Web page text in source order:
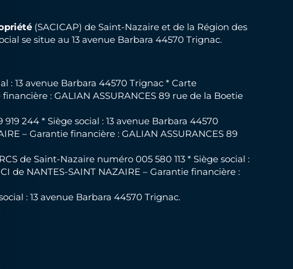
(SACICAP) de Saint-Nazaire et de la Région des
se situe au 13 avenue Barbara 44570 Trignac.
: 13 avenue Barbara 44570 Trignac * Carte
: GALIAN ASSURANCES 89 rue de la Boetie
244 * Siège social : 13 avenue Barbara 44570
– Garantie financière : GALIAN ASSURANCES 89
de Saint-Nazaire numéro 005 580 113 * Siège social :
de NANTES-SAINT NAZAIRE – Garantie financière :
: 13 avenue Barbara 44570 Trignac.